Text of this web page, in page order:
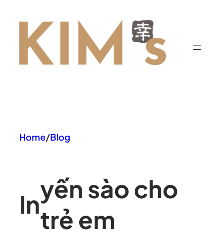
đến
dung
Home/Blog
In
yến sào cho
trẻ em